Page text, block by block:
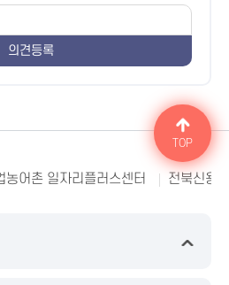
농어촌 일자리플러스센터 전북신용
TOP